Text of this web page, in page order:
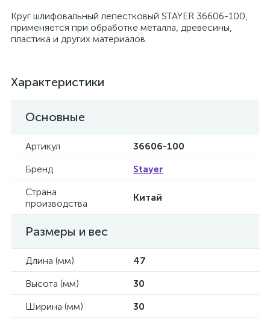
Круг шлифовальный лепестковый STAYER 36606-100,
применяется при обработке металла, древесины,
пластика и других материалов.
Характеристики
Основные
Артикул
36606-100
Бренд
Stayer
Страна
производства
Китай
Размеры и вес
Длина (мм)
47
Высота (мм)
30
Ширина (мм)
30